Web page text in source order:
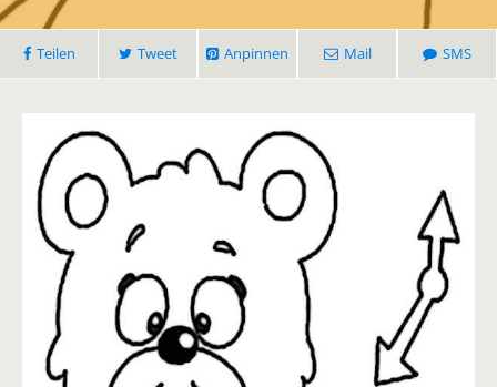
Teilen Tweet Anpinnen Mail SMS